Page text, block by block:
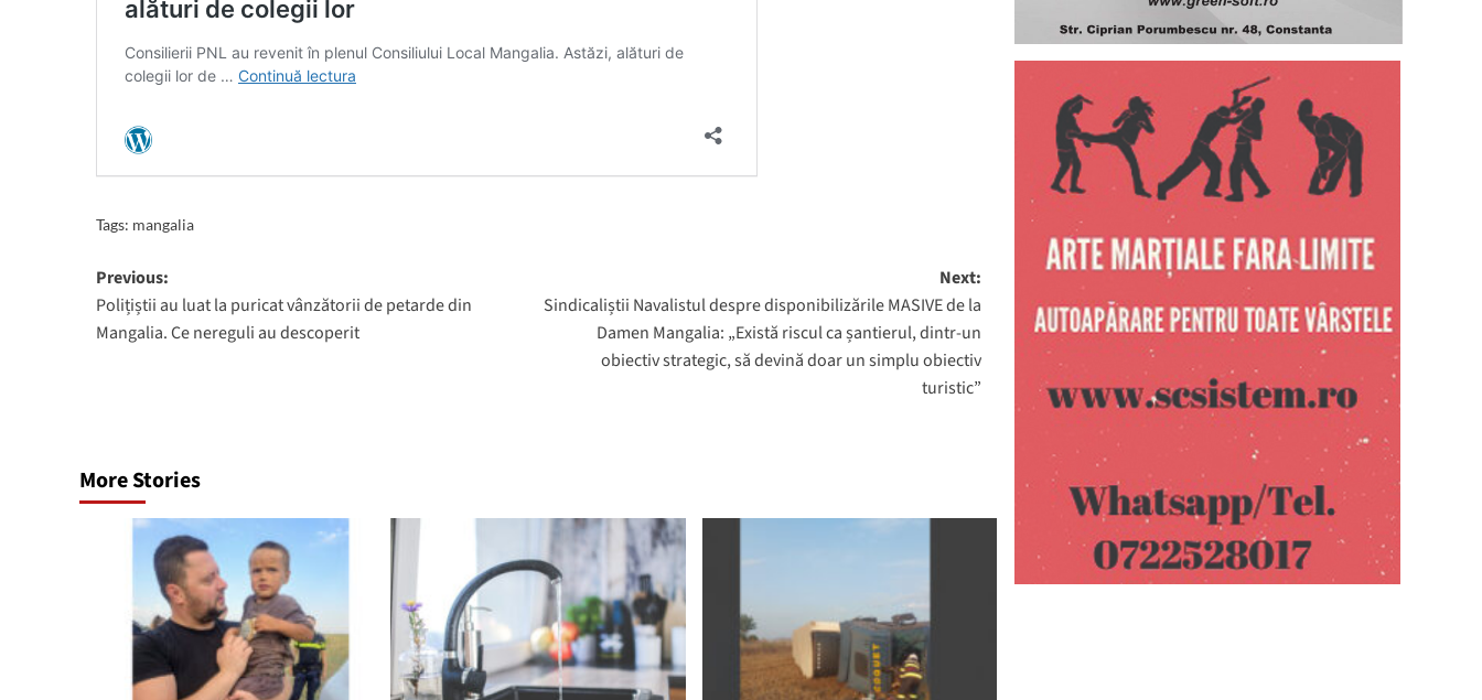
Tags: mangalia
Post
navigation
Previous:
Polițiștii au luat la puricat vânzătorii de petarde din
Mangalia. Ce nereguli au descoperit
Next:
Sindicaliștii Navalistul despre disponibilizările MASIVE de la
Damen Mangalia: „Există riscul ca șantierul, dintr-un
obiectiv strategic, să devină doar un simplu obiectiv
turistic”
More Stories